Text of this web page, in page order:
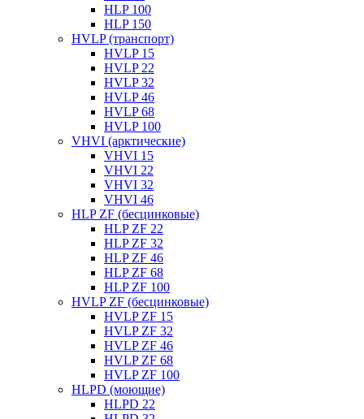
HLP 100
HLP 150
HVLP (транспорт)
HVLP 15
HVLP 22
HVLP 32
HVLP 46
HVLP 68
HVLP 100
VHVI (арктические)
VHVI 15
VHVI 22
VHVI 32
VHVI 46
HLP ZF (бесцинковые)
HLP ZF 22
HLP ZF 32
HLP ZF 46
HLP ZF 68
HLP ZF 100
HVLP ZF (бесцинковые)
HVLP ZF 15
HVLP ZF 32
HVLP ZF 46
HVLP ZF 68
HVLP ZF 100
HLPD (моющие)
HLPD 22